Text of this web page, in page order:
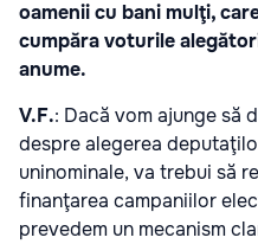
oamenii cu bani mulţi,
cumpăra voturile
anume.
V.F.: Dacă vom ajunge să
despre alegerea
uninominale, va trebui să
finanţarea campaniilor
prevedem un mecanism